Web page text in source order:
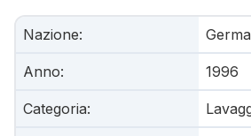
Nazione:
Anno: 1996
Categoria: